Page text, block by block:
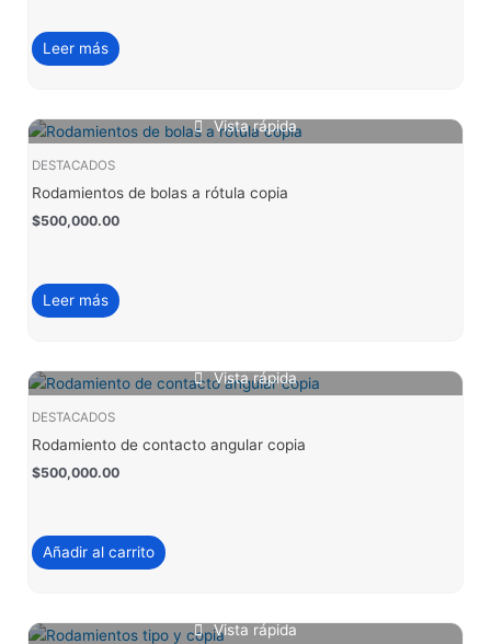
Leer más
Vista rápida
DESTACADOS
Rodamientos de bolas a rótula copia
$500,000.00
Leer más
Vista rápida
DESTACADOS
Rodamiento de contacto angular copia
$500,000.00
Añadir al carrito
Vista rápida